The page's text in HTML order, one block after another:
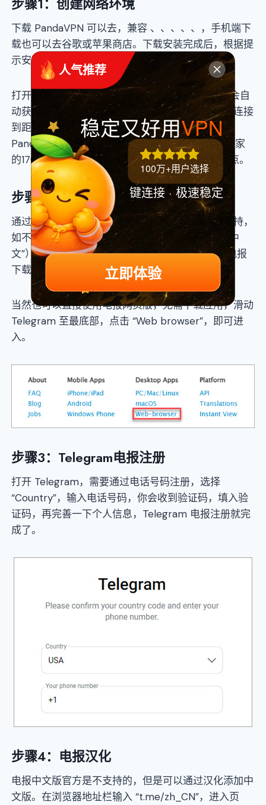
下载 PandaVPN 可以去，兼容 、、、、、，手机端下
载也可以去谷歌或苹果商店。下载安装完成后，根据提
示安装就行，非常简单。
打开 PandaVPN，安卓用户首次安装 PandaVPN 会自
动获得三天免费试用账号，设置密码，然后登录。连接
到距离更近的服务器节点，距离越近，越快。
PandaVPN 有3000多个服务器，遍布全球80个国家
的170多个地点，其中在、美国就分别有几十个节点。
步骤2：Telegram官网下载
通过浏览器访问 （注意：Telegram 官网中文不支持，
如不习惯英文可以单击右键后选择 “Translate to 中
文”），可以看到、、的客户端下载地址。移动端电报
下载也可以去谷歌或苹果商店。
当然也可以直接使用电报网页版，无需下载应用，滑动
Telegram 至最底部，点击 “Web browser”，即可进
入。
步骤3：Telegram电报注册
打开 Telegram，需要通过电话号码注册，选择
“Country”，输入电话号码，你会收到验证码，填入验
证码，再完善一下个人信息，Telegram 电报注册就完
成了。
步骤4：电报汉化
电报中文版官方是不支持的，但是可以通过汉化添加中
文版。在浏览器地址栏输入 “t.me/zh_CN”，进入页
人气推荐
稳定又好用VPN
100万+用户选择
键连接 · 极速稳定
立即体验